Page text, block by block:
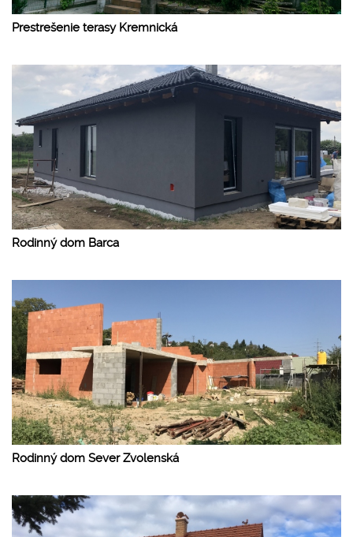
Prestrešenie terasy Kremnická
Rodinný dom Barca
Rodinný dom Sever Zvolenská